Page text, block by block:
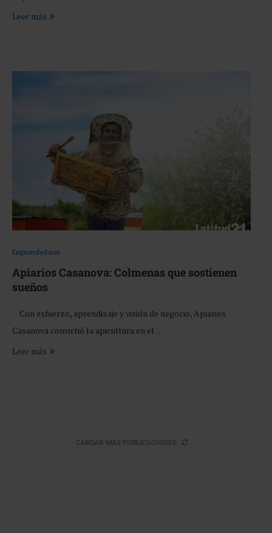
Leer más
Emprendedores
Apiarios Casanova: Colmenas que sostienen
sueños
Con esfuerzo, aprendizaje y visión de negocio, Apiarios
Casanova convirtió la apicultura en el …
Leer más
CARGAR MÁS PUBLICACIONES